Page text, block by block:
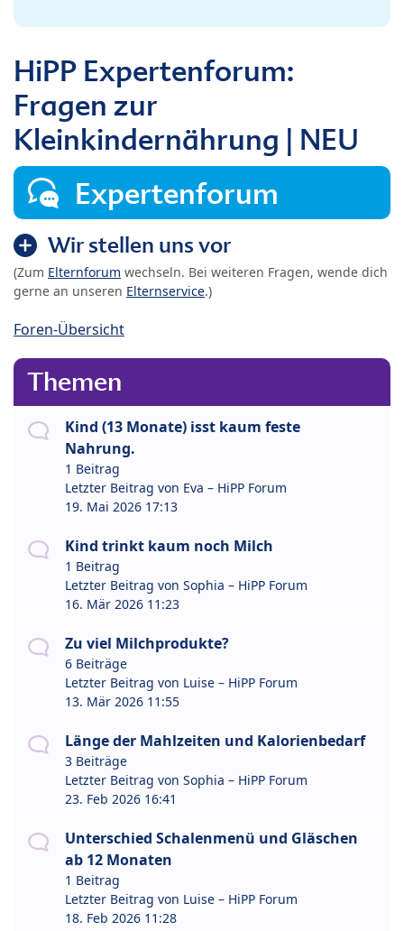
HiPP Expertenforum:
Fragen zur
Kleinkindernährung | NEU
Expertenforum
Wir stellen uns vor
(Zum Elternforum wechseln. Bei weiteren Fragen, wende dich
gerne an unseren Elternservice.)
Foren-Übersicht
Themen
Kind (13 Monate) isst kaum feste
Nahrung.
1 Beitrag
Letzter Beitrag von Eva – HiPP Forum
19. Mai 2026 17:13
Kind trinkt kaum noch Milch
1 Beitrag
Letzter Beitrag von Sophia – HiPP Forum
16. Mär 2026 11:23
Zu viel Milchprodukte?
6 Beiträge
Letzter Beitrag von Luise – HiPP Forum
13. Mär 2026 11:55
Länge der Mahlzeiten und Kalorienbedarf
3 Beiträge
Letzter Beitrag von Sophia – HiPP Forum
23. Feb 2026 16:41
Unterschied Schalenmenü und Gläschen
ab 12 Monaten
1 Beitrag
Letzter Beitrag von Luise – HiPP Forum
18. Feb 2026 11:28